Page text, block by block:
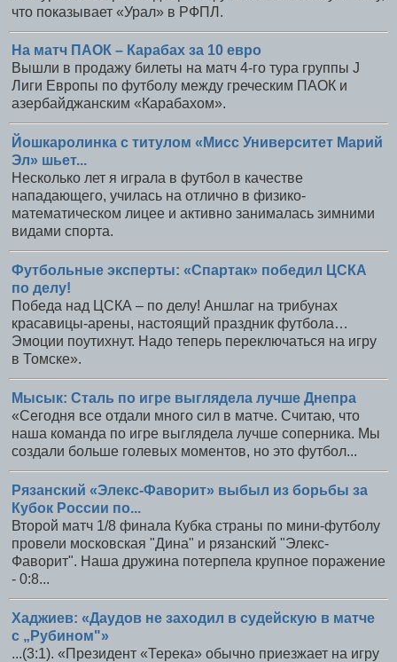
что показывает «Урал» в РФПЛ.
На матч ПАОК – Карабах за 10 евро
Вышли в продажу билеты на матч 4-го тура группы J
Лиги Европы по футболу между греческим ПАОК и
азербайджанским «Карабахом».
Йошкаролинка с титулом «Мисс Университет Марий
Эл» шьет...
Несколько лет я играла в футбол в качестве
нападающего, училась на отлично в физико-
математическом лицее и активно занималась зимними
видами спорта.
Футбольные эксперты: «Спартак» победил ЦСКА
по делу!
Победа над ЦСКА – по делу! Аншлаг на трибунах
красавицы-арены, настоящий праздник футбола…
Эмоции поутихнут. Надо теперь переключаться на игру
в Томске».
Мысык: Сталь по игре выглядела лучше Днепра
«Сегодня все отдали много сил в матче. Считаю, что
наша команда по игре выглядела лучше соперника. Мы
создали больше голевых моментов, но это футбол...
Рязанский «Элекс-Фаворит» выбыл из борьбы за
Кубок России по...
Второй матч 1/8 финала Кубка страны по мини-футболу
провели московская "Дина" и рязанский "Элекс-
Фаворит". Наша дружина потерпела крупное поражение
- 0:8...
Хаджиев: «Даудов не заходил в судейскую в матче
с „Рубином"»
...(3:1). «Президент «Терека» обычно приезжает на игру